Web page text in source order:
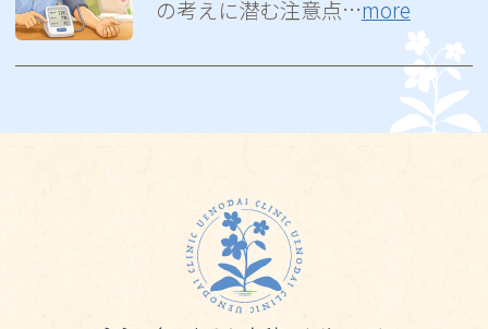
の考えに潜む注意点…more